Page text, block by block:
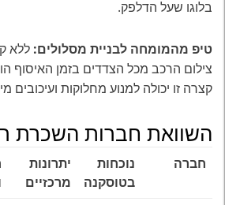
בלוגו שעל הדלפק.
טיפ מהמומחה לבניית מסלולים: ללא
צילום הרכב מכל הצדדים בזמן האיסוף
קצרה זו יכולה למנוע מחלוקות ועיכובים
השוואת חברות השכרת
חברה
נוכחות
בטוסקנה
יתרונות
מרכזיים